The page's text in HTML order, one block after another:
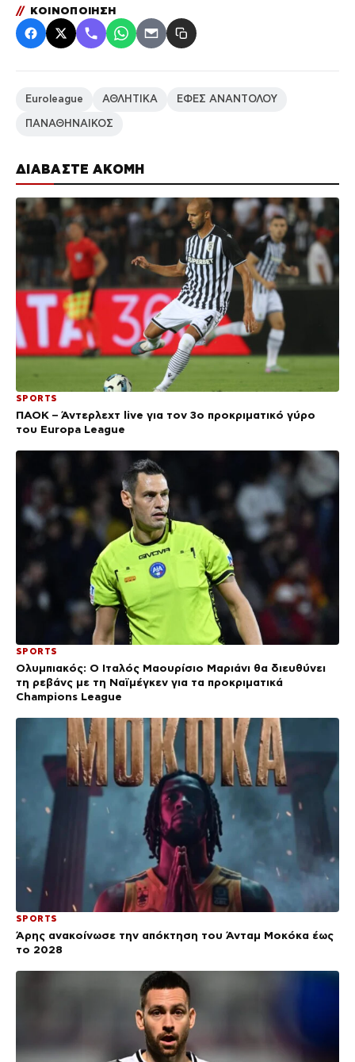
ΔΙΑΒΑΣΤΕ ΑΚΟΜΗ
SPORTS
ΠΑΟΚ – Άντερλεχτ live για τον 3ο προκριματικό γύρο
του Europa League
SPORTS
Ολυμπιακός: Ο Ιταλός Μαουρίσιο Μαριάνι θα διευθύνει
τη ρεβάνς με τη Ναϊμέγκεν για τα προκριματικά
Champions League
SPORTS
Άρης ανακοίνωσε την απόκτηση του Άνταμ Μοκόκα έως
το 2028
// ΚΟΙΝΟΠΟΙΗΣΗ
Euroleague ΑΘΛΗΤΙΚΑ ΕΦΕΣ ΑΝΑΝΤΟΛΟΥ
ΠΑΝΑΘΗΝΑΙΚΟΣ